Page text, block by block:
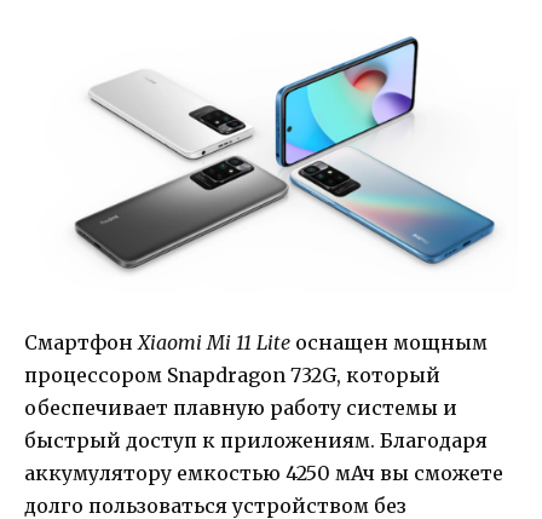
Смартфон Xiaomi Mi 11 Lite оснащен мощным
процессором Snapdragon 732G, который
обеспечивает плавную работу системы и
быстрый доступ к приложениям. Благодаря
аккумулятору емкостью 4250 мАч вы сможете
долго пользоваться устройством без